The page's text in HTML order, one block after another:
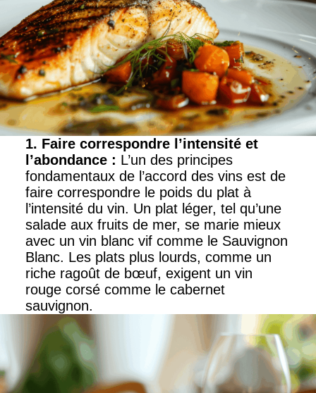
1. Faire correspondre l’intensité et
l’abondance : L’un des principes
fondamentaux de l’accord des vins est de
faire correspondre le poids du plat à
l’intensité du vin. Un plat léger, tel qu’une
salade aux fruits de mer, se marie mieux
avec un vin blanc vif comme le Sauvignon
Blanc. Les plats plus lourds, comme un
riche ragoût de bœuf, exigent un vin
rouge corsé comme le cabernet
sauvignon.